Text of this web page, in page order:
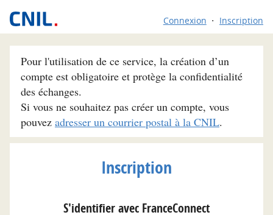
Connexion Inscription
Pour l'utilisation de ce service, la création d’un
compte est obligatoire et protège la confidentialité
des échanges.
Si vous ne souhaitez pas créer un compte, vous
pouvez adresser un courrier postal à la CNIL.
Inscription
S'identifier avec FranceConnect